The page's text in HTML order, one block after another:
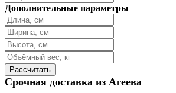
Дополнительные параметры
Срочная доставка из Агеева